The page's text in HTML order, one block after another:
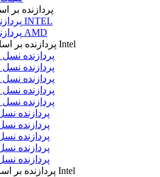
پردازنده بر
پردازنده INTEL
پردازنده AMD
پردازنده بر اساس نسل Intel
پردازنده نسل 14
پردازنده نسل 13
پردازنده نسل 12
پردازنده نسل 11
پردازنده نسل 10
پردازنده نسل
پردازنده نسل
پردازنده نسل
پردازنده نسل
پردازنده نسل
پردازنده بر اساس مدل Intel